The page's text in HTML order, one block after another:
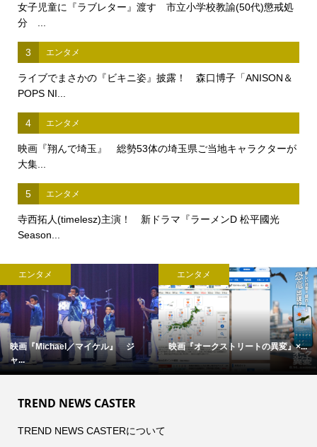
女子児童に『ラブレター』渡す 市立小学校教諭(50代)懲戒処
分 ...
3 エンタメ
ライブでまさかの『ビキニ姿』披露！ 森口博子「ANISON＆
POPS NI...
4 エンタメ
映画『翔んで埼玉』 総勢53体の埼玉県ご当地キャラクターが
大集...
5 エンタメ
寺西拓人(timelesz)主演！ 新ドラマ『ラーメンD 松平國光
Season...
エンタメ
映画『Michael／マイケル』 ジ
ャ...
エンタメ
映画『オークストリートの異変』×...
TREND NEWS CASTER
TREND NEWS CASTERについて